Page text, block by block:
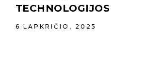
TECHNOLOGIJOS
6 LAPKRIČIO, 2025